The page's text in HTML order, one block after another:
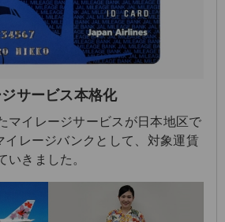
サービス本格化
マイレージサービスが日本地区で
イレージバンクとして、対象運賃
いきました。